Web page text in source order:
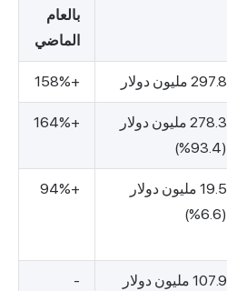
بالعام
الماضي
297.8 مليون دولار +158%
278.3 مليون دولار
(93.4%)
+164%
19.5 مليون دولار
(6.6%)
+94%
107.9 مليون دولار
-